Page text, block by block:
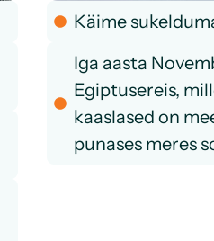
Käime
Iga aasta
Egiptusereis,
kaaslased on
punases meres